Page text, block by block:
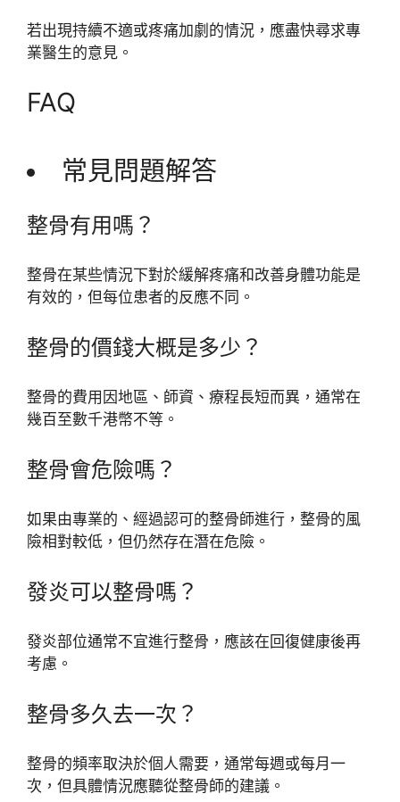
若出現持續不適或疼痛加劇的情況，應盡快尋求專
業醫生的意見。
FAQ
常見問題解答
整骨有用嗎？
整骨在某些情況下對於緩解疼痛和改善身體功能是
有效的，但每位患者的反應不同。
整骨的價錢大概是多少？
整骨的費用因地區、師資、療程長短而異，通常在
幾百至數千港幣不等。
整骨會危險嗎？
如果由專業的、經過認可的整骨師進行，整骨的風
險相對較低，但仍然存在潛在危險。
發炎可以整骨嗎？
發炎部位通常不宜進行整骨，應該在回復健康後再
考慮。
整骨多久去一次？
整骨的頻率取決於個人需要，通常每週或每月一
次，但具體情況應聽從整骨師的建議。